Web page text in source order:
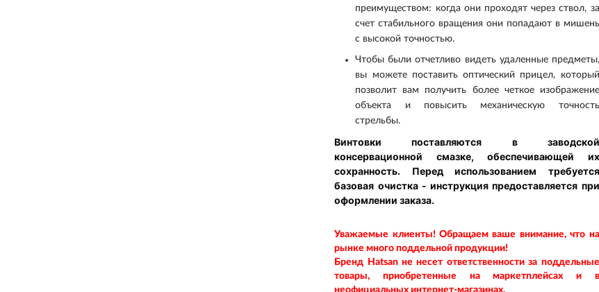
преимуществом: когда они проходят через ствол, за
счет стабильного вращения они попадают в мишень
с высокой точностью.
Чтобы были отчетливо видеть удаленные предметы,
вы можете поставить оптический прицел, который
позволит вам получить более четкое изображение
объекта и повысить механическую точность
стрельбы.
Винтовки поставляются в заводской
консервационной смазке, обеспечивающей их
сохранность. Перед использованием требуется
базовая очистка - инструкция предоставляется при
оформлении заказа.
Уважаемые клиенты! Обращаем ваше внимание, что на
рынке много поддельной продукции!
Бренд Hatsan не несет ответственности за поддельные
товары, приобретенные на маркетплейсах и в
неофициальных интернет-магазинах.